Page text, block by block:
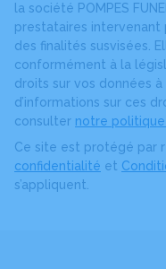
la société POMPES
prestataires
des finalités susvisées.
conformément à la
droits sur vos données
d’informations sur ces
consulter notre
Ce site est protégé par
confidentialité et
s’appliquent.